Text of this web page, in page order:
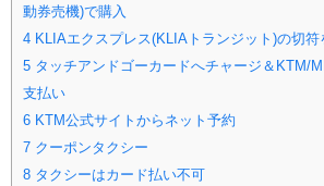
動券売機)で購入
4 KLIAエクスプレス(KLIAトランジット)の切符
5 タッチアンドゴーカードへチャージ＆KTM/
支払い
6 KTM公式サイトからネット予約
7 クーポンタクシー
8 タクシーはカード払い不可